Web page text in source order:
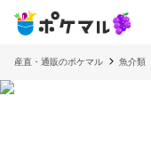
産直・通販のポケマル 魚介類